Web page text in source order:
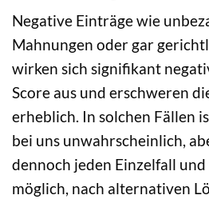
Negative Einträge wie
Mahnungen oder gar
wirken sich signifikant
Score aus und erschweren
erheblich. In solchen Fällen
bei uns unwahrscheinlich,
dennoch jeden Einzelfall und
möglich, nach alternativen